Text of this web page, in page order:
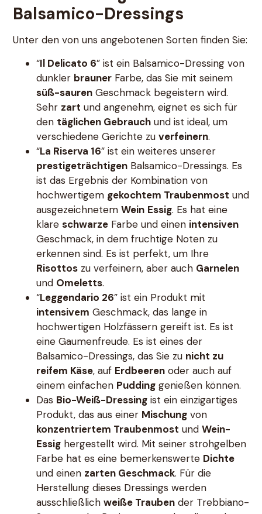
Balsamico-Dressings
Unter den von uns angebotenen Sorten finden Sie:
“Il Delicato 6” ist ein Balsamico-Dressing von
dunkler brauner Farbe, das Sie mit seinem
süß-sauren Geschmack begeistern wird.
Sehr zart und angenehm, eignet es sich für
den täglichen Gebrauch und ist ideal, um
verschiedene Gerichte zu verfeinern.
“La Riserva 16” ist ein weiteres unserer
prestigeträchtigen Balsamico-Dressings. Es
ist das Ergebnis der Kombination von
hochwertigem gekochtem Traubenmost und
ausgezeichnetem Wein Essig. Es hat eine
klare schwarze Farbe und einen intensiven
Geschmack, in dem fruchtige Noten zu
erkennen sind. Es ist perfekt, um Ihre
Risottos zu verfeinern, aber auch Garnelen
und Omeletts.
“Leggendario 26” ist ein Produkt mit
intensivem Geschmack, das lange in
hochwertigen Holzfässern gereift ist. Es ist
eine Gaumenfreude. Es ist eines der
Balsamico-Dressings, das Sie zu nicht zu
reifem Käse, auf Erdbeeren oder auch auf
einem einfachen Pudding genießen können.
Das Bio-Weiß-Dressing ist ein einzigartiges
Produkt, das aus einer Mischung von
konzentriertem Traubenmost und Wein-
Essig hergestellt wird. Mit seiner strohgelben
Farbe hat es eine bemerkenswerte Dichte
und einen zarten Geschmack. Für die
Herstellung dieses Dressings werden
ausschließlich weiße Trauben der Trebbiano-